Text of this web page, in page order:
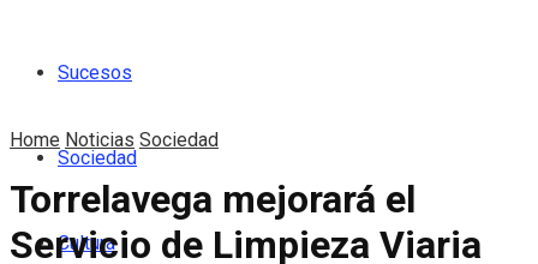
Sucesos
Sociedad
Cultura
Home Noticias Sociedad
Torrelavega mejorará el
Servicio de Limpieza Viaria